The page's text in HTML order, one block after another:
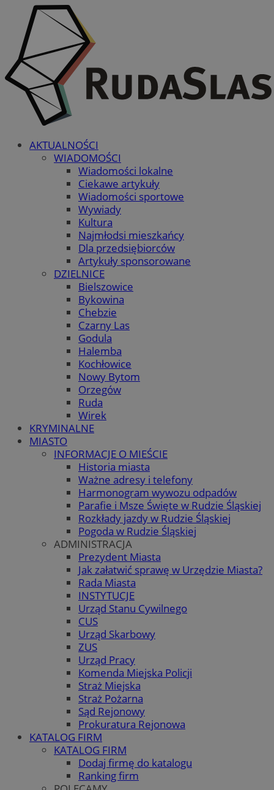
AKTUALNOŚCI
WIADOMOŚCI
Wiadomości lokalne
Ciekawe artykuły
Wiadomości sportowe
Wywiady
Kultura
Najmłodsi mieszkańcy
Dla przedsiębiorców
Artykuły sponsorowane
DZIELNICE
Bielszowice
Bykowina
Chebzie
Czarny Las
Godula
Halemba
Kochłowice
Nowy Bytom
Orzegów
Ruda
Wirek
KRYMINALNE
MIASTO
INFORMACJE O MIEŚCIE
Historia miasta
Ważne adresy i telefony
Harmonogram wywozu odpadów
Parafie i Msze Święte w Rudzie Śląskiej
Rozkłady jazdy w Rudzie Śląskiej
Pogoda w Rudzie Śląskiej
ADMINISTRACJA
Prezydent Miasta
Jak załatwić sprawę w Urzędzie Miasta?
Rada Miasta
INSTYTUCJE
Urząd Stanu Cywilnego
CUS
Urząd Skarbowy
ZUS
Urząd Pracy
Komenda Miejska Policji
Straż Miejska
Straż Pożarna
Sąd Rejonowy
Prokuratura Rejonowa
KATALOG FIRM
KATALOG FIRM
Dodaj firmę do katalogu
Ranking firm